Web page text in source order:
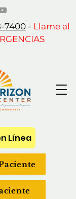
7400 - Llame al
Línea